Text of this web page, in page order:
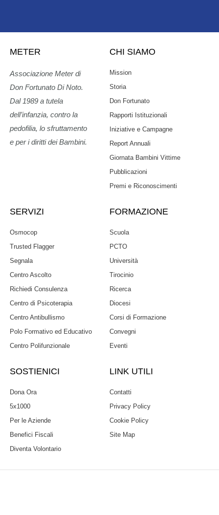
METER
Associazione Meter di
Don Fortunato Di Noto.
Dal 1989 a tutela
dell’infanzia, contro la
pedofilia, lo sfruttamento
e per i diritti dei Bambini.
CHI SIAMO
Mission
Storia
Don Fortunato
Rapporti Istituzionali
Iniziative e Campagne
Report Annuali
Giornata Bambini Vittime
Pubblicazioni
Premi e Riconoscimenti
SERVIZI
Osmocop
Trusted Flagger
Segnala
Centro Ascolto
Richiedi Consulenza
Centro di Psicoterapia
Centro Antibullismo
Polo Formativo ed Educativo
Centro Polifunzionale
FORMAZIONE
Scuola
PCTO
Università
Tirocinio
Ricerca
Diocesi
Corsi di Formazione
Convegni
Eventi
SOSTIENICI
Dona Ora
5x1000
Per le Aziende
Benefici Fiscali
Diventa Volontario
LINK UTILI
Contatti
Privacy Policy
Cookie Policy
Site Map